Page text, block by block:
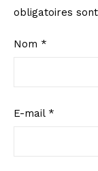
obligatoires
Nom *
E-mail *